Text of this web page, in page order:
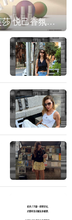
IPSA茵芙莎 悦己香氛凝露上市